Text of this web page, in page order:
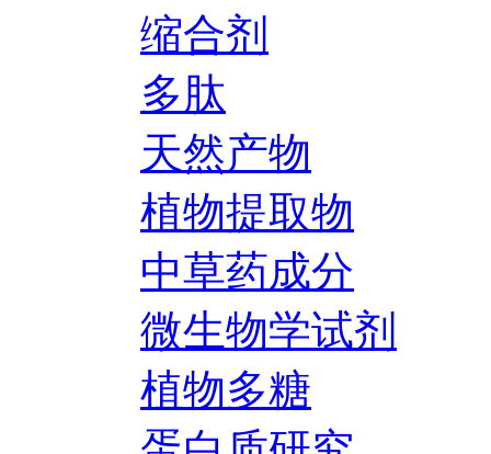
缩合剂
多肽
天然产物
植物提取物
中草药成分
微生物学试剂
植物多糖